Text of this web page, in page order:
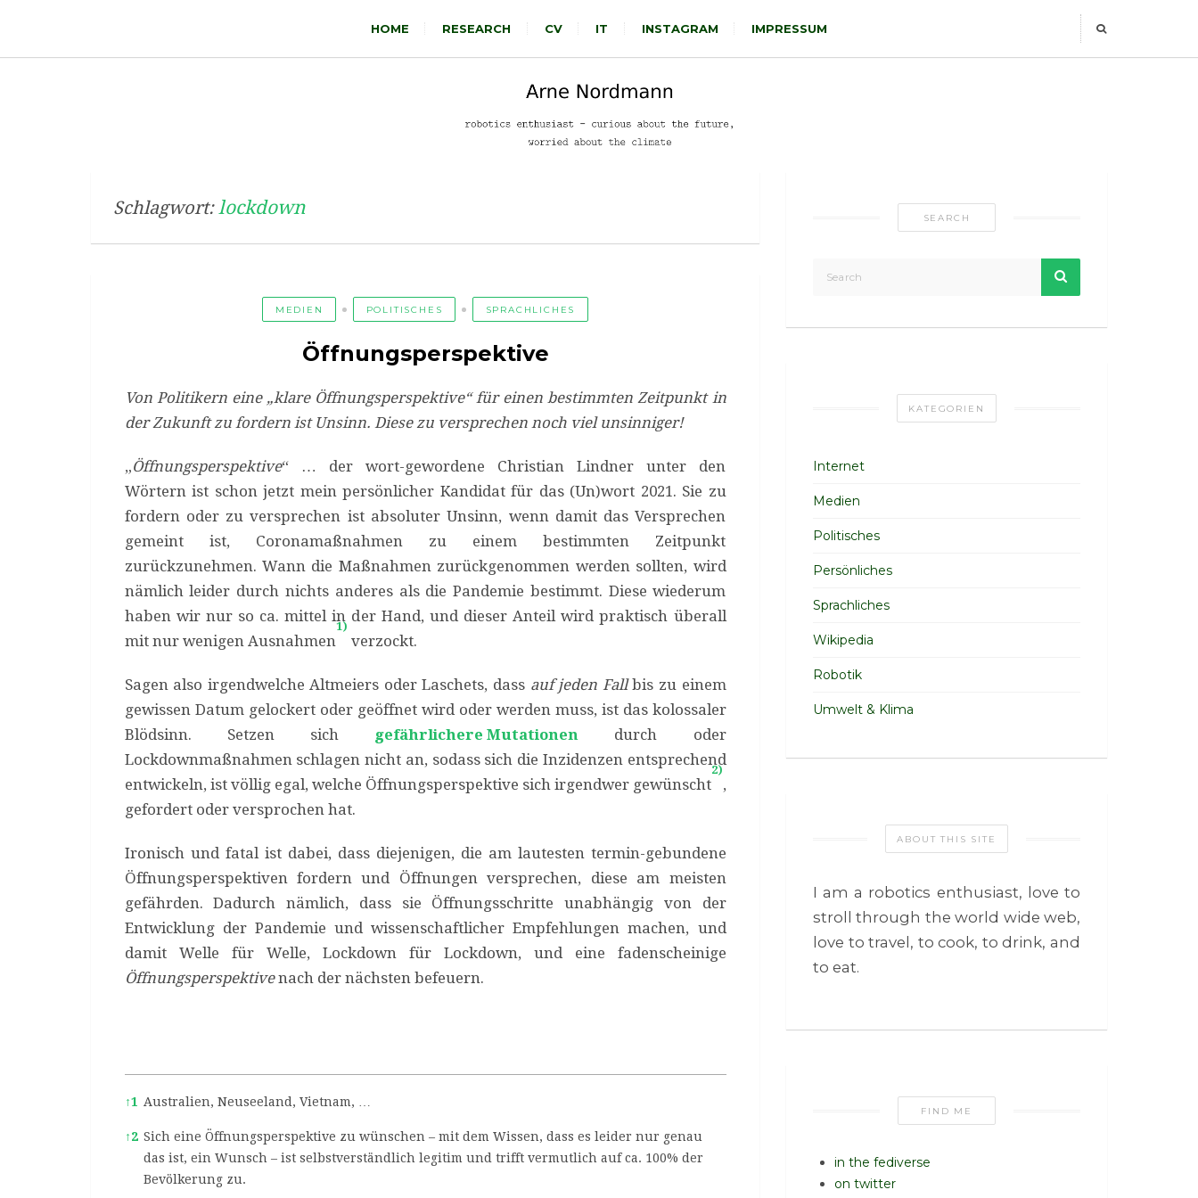
HOME RESEARCH CV IT INSTAGRAM IMPRESSUM
Schlagwort: lockdown
MEDIEN POLITISCHES SPRACHLICHES
Öffnungsperspektive
Von Politikern eine „klare Öffnungsperspektive“ für einen bestimmten Zeitpunkt in
der Zukunft zu fordern ist Unsinn. Diese zu versprechen noch viel unsinniger!
„Öffnungsperspektive“ … der wort-gewordene Christian Lindner unter den
Wörtern ist schon jetzt mein persönlicher Kandidat für das (Un)wort 2021. Sie zu
fordern oder zu versprechen ist absoluter Unsinn, wenn damit das Versprechen
gemeint ist, Coronamaßnahmen zu einem bestimmten Zeitpunkt
zurückzunehmen. Wann die Maßnahmen zurückgenommen werden sollten, wird
nämlich leider durch nichts anderes als die Pandemie bestimmt. Diese wiederum
haben wir nur so ca. mittel in der Hand, und dieser Anteil wird praktisch überall
mit nur wenigen Ausnahmen
1)
verzockt.
Sagen also irgendwelche Altmeiers oder Laschets, dass auf jeden Fallbis zu einem
gewissen Datum gelockert oder geöffnet wird oder werden muss, ist das kolossaler
Blödsinn. Setzen sich gefährlichere Mutationen
durch oder
Lockdownmaßnahmen schlagen nicht an, sodass sich die Inzidenzen entsprechend
entwickeln, ist völlig egal, welche Öffnungsperspektive sich irgendwer gewünscht
2)
,
gefordert oder versprochen hat.
Ironisch und fatal ist dabei, dass diejenigen, die am lautesten termin-gebundene
Öffnungsperspektiven fordern und Öffnungen versprechen, diese am meisten
gefährden. Dadurch nämlich, dass sie Öffnungsschritte unabhängig von der
Entwicklung der Pandemie und wissenschaftlicher Empfehlungen machen, und
damit Welle für Welle, Lockdown für Lockdown, und eine fadenscheinige
Öffnungsperspektivenach der nächsten befeuern.
References
↑1 Australien, Neuseeland, Vietnam, …
↑2 Sich eine Öffnungsperspektive zu wünschen – mit dem Wissen, dass es leider nur genau
das ist, ein Wunsch – ist selbstverständlich legitim und trifft vermutlich auf ca. 100% der
Bevölkerung zu.
SEARCH
KATEGORIEN
Internet
Medien
Politisches
Persönliches
Sprachliches
Wikipedia
Robotik
Umwelt & Klima
ABOUT THIS SITE
I am a robotics enthusiast, love to
stroll through the world wide web,
love to travel, to cook, to drink, and
to eat.
FIND ME
in the fediverse
on twitter